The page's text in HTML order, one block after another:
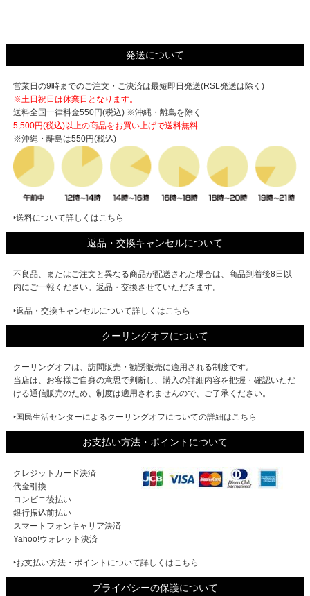
発送について
営業日の9時までのご注文・ご決済は最短即日発送(RSL発送は除く)
※土日祝日は休業日となります。
送料全国一律料金550円(税込) ※沖縄・離島を除く
5,500円(税込)以上の商品をお買い上げで送料無料
※沖縄・離島は550円(税込)
‣送料について詳しくはこちら
返品・交換キャンセルについて
不良品、またはご注文と異なる商品が配送された場合は、商品到着後8日以
内にご一報ください。返品・交換させていただきます。
‣返品・交換キャンセルについて詳しくはこちら
クーリングオフについて
クーリングオフは、訪問販売・勧誘販売に適用される制度です。
当店は、お客様ご自身の意思で判断し、購入の詳細内容を把握・確認いただ
ける通信販売のため、制度は適用されませんので、ご了承ください。
‣国民生活センターによるクーリングオフについての詳細はこちら
お支払い方法・ポイントについて
クレジットカード決済
代金引換
コンビニ後払い
銀行振込前払い
スマートフォンキャリア決済
Yahoo!ウォレット決済
‣お支払い方法・ポイントについて詳しくはこちら
プライバシーの保護について